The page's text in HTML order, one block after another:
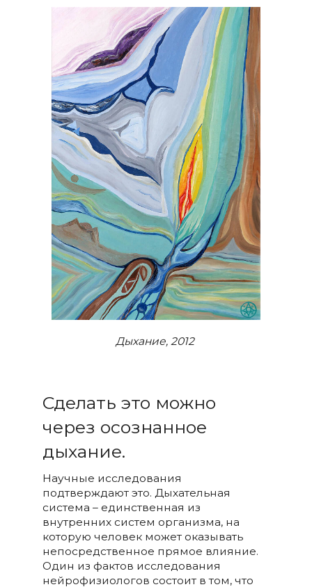
Дыхание, 2012
Сделать это можно
через осознанное
дыхание.
Научные исследования
подтверждают это. Дыхательная
система – единственная из
внутренних систем организма, на
которую человек может оказывать
непосредственное прямое влияние.
Один из фактов исследования
нейрофизиологов состоит в том, что